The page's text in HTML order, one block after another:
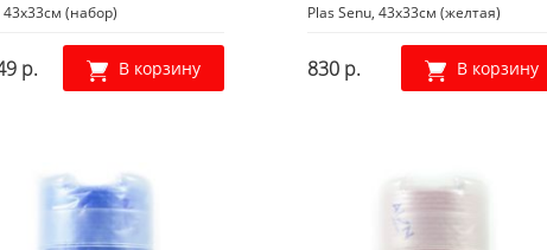
(набор)
р. В корзину
Plas Senu, 43х33см (желтая)
830 р. В корзину